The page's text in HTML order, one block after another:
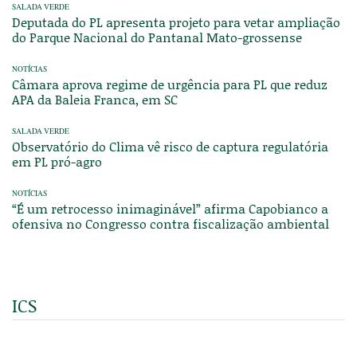
SALADA VERDE
Deputada do PL apresenta projeto para vetar ampliação
do Parque Nacional do Pantanal Mato-grossense
NOTÍCIAS
Câmara aprova regime de urgência para PL que reduz
APA da Baleia Franca, em SC
SALADA VERDE
Observatório do Clima vê risco de captura regulatória
em PL pró-agro
NOTÍCIAS
“É um retrocesso inimaginável” afirma Capobianco a
ofensiva no Congresso contra fiscalização ambiental
ICS